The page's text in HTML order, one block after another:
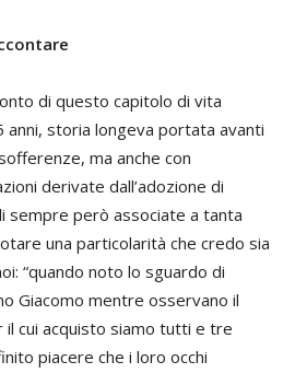
di questo capitolo di vita
storia longeva portata avanti
ma anche con
derivate dall’adozione di
sempre però associate a tanta
una particolarità che credo sia
“quando noto lo sguardo di
Giacomo mentre osservano il
il cui acquisto siamo tutti e tre
piacere che i loro occhi